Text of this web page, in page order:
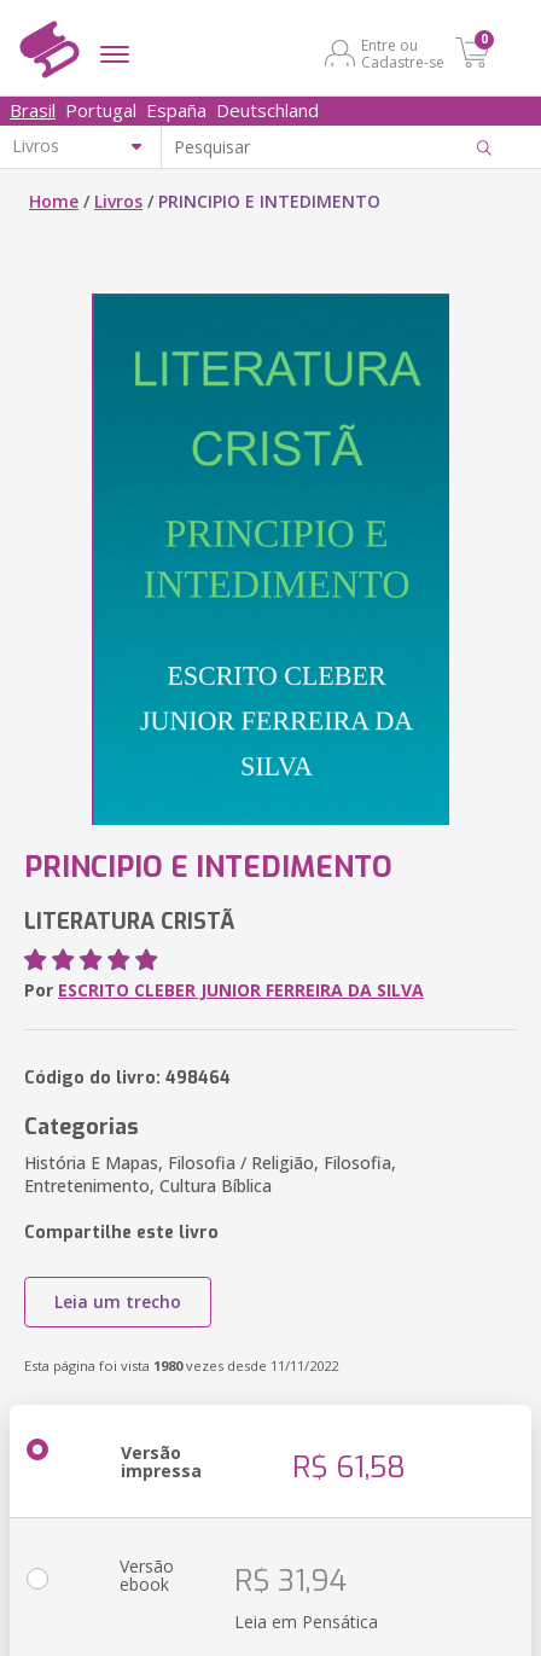
Entre ou
Cadastre-se
0
Brasil Portugal España Deutschland
Home / Livros / PRINCIPIO E INTEDIMENTO
PRINCIPIO E INTEDIMENTO
LITERATURA CRISTÃ
Por ESCRITO CLEBER JUNIOR FERREIRA DA SILVA
Código do livro: 498464
Categorias
História E Mapas, Filosofia / Religião, Filosofia,
Entretenimento, Cultura Bíblica
Compartilhe este livro
Leia um trecho
Esta página foi vista 1980vezes desde 11/11/2022
Versão
impressa R$ 61,58
Versão
ebook R$ 31,94
Leia em Pensática